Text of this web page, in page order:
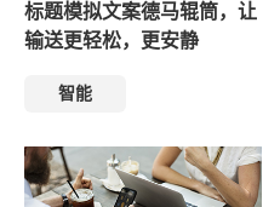
标题模拟文案德马辊筒，让
输送更轻松，更安静
智能